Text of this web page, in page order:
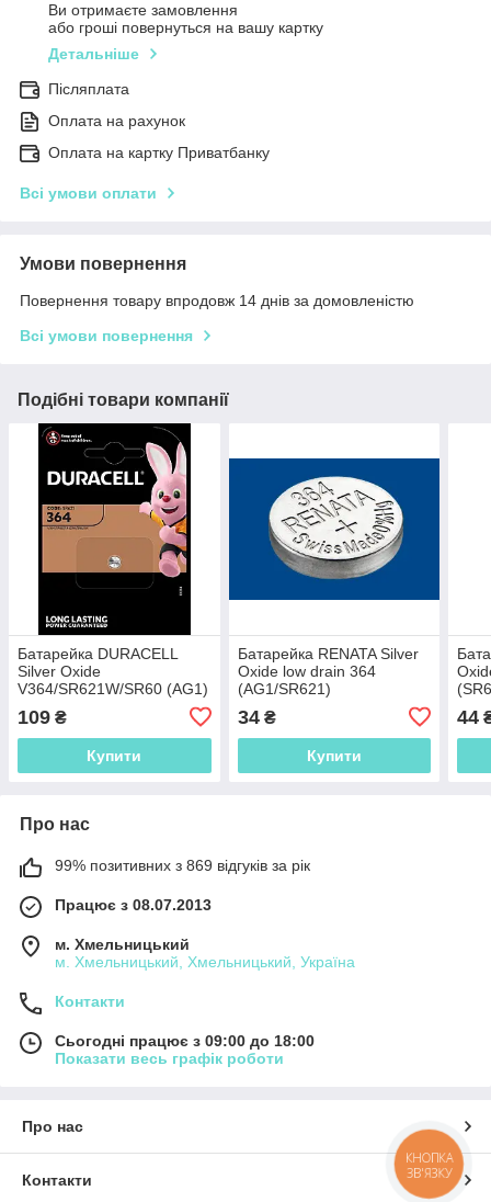
Ви отримаєте замовлення
або гроші повернуться на вашу картку
Детальніше
Післяплата
Оплата на рахунок
Оплата на картку Приватбанку
Всі умови оплати
Умови повернення
Повернення товару впродовж 14 днів за домовленістю
Всі умови повернення
Подібні товари компанії
Батарейка DURACELL
Silver Oxide
V364/SR621W/SR60 (AG1)
109 ₴
Купити
Батарейка RENATA Silver
Oxide low drain 364
(AG1/SR621)
34₴
Купити
44
Про нас
99% позитивних з 869 відгуків за рік
Працює з 08.07.2013
м. Хмельницький
м. Хмельницький, Хмельницький, Україна
Контакти
Сьогодні працює з 09:00 до 18:00
Показати весь графік роботи
Про нас
Контакти
КНОПКА
ЗВ'ЯЗКУ